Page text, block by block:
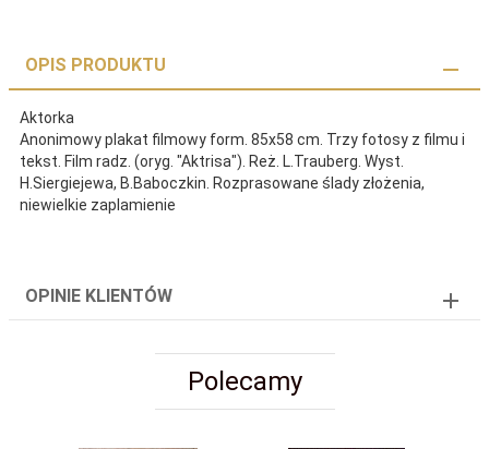
OPIS PRODUKTU
Aktorka
Anonimowy plakat filmowy form. 85x58 cm. Trzy fotosy z filmu i
tekst. Film radz. (oryg. "Aktrisa"). Reż. L.Trauberg. Wyst.
H.Siergiejewa, B.Baboczkin. Rozprasowane ślady złożenia,
niewielkie zaplamienie
OPINIE KLIENTÓW
Polecamy